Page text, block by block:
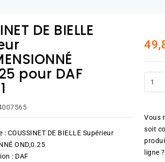
DE BIELLE
pour DAF
: COUSSINET DE BIELLE Supérieur
OND,0.25
: DAF
Vous
soit
ligne ?